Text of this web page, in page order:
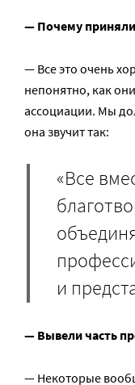
— Почему
— Все это очень
непонятно, как
ассоциации. Мы
она звучит так:
«Все
и
— Вывели часть
— Некоторые